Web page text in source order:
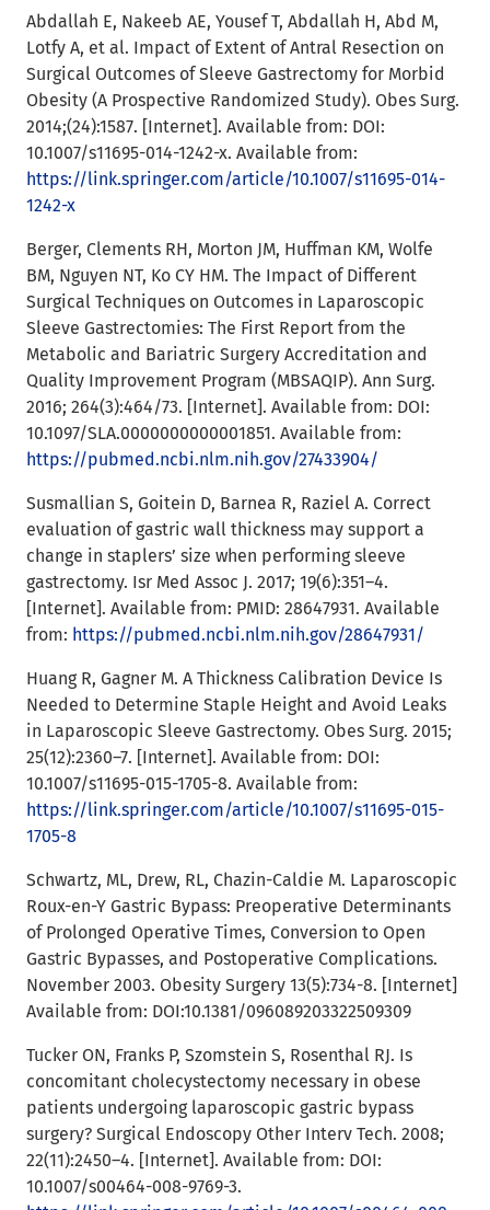
Abdallah E, Nakeeb AE, Yousef T, Abdallah H, Abd M,
Lotfy A, et al. Impact of Extent of Antral Resection on
Surgical Outcomes of Sleeve Gastrectomy for Morbid
Obesity (A Prospective Randomized Study). Obes Surg.
2014;(24):1587. [Internet]. Available from: DOI:
10.1007/s11695-014-1242-x. Available from:
https://link.springer.com/article/10.1007/s11695-014-
1242-x
Berger, Clements RH, Morton JM, Huffman KM, Wolfe
BM, Nguyen NT, Ko CY HM. The Impact of Different
Surgical Techniques on Outcomes in Laparoscopic
Sleeve Gastrectomies: The First Report from the
Metabolic and Bariatric Surgery Accreditation and
Quality Improvement Program (MBSAQIP). Ann Surg.
2016; 264(3):464/73. [Internet]. Available from: DOI:
10.1097/SLA.0000000000001851. Available from:
https://pubmed.ncbi.nlm.nih.gov/27433904/
Susmallian S, Goitein D, Barnea R, Raziel A. Correct
evaluation of gastric wall thickness may support a
change in staplers’ size when performing sleeve
gastrectomy. Isr Med Assoc J. 2017; 19(6):351–4.
[Internet]. Available from: PMID: 28647931. Available
from: https://pubmed.ncbi.nlm.nih.gov/28647931/
Huang R, Gagner M. A Thickness Calibration Device Is
Needed to Determine Staple Height and Avoid Leaks
in Laparoscopic Sleeve Gastrectomy. Obes Surg. 2015;
25(12):2360–7. [Internet]. Available from: DOI:
10.1007/s11695-015-1705-8. Available from:
https://link.springer.com/article/10.1007/s11695-015-
1705-8
Schwartz, ML, Drew, RL, Chazin-Caldie M. Laparoscopic
Roux-en-Y Gastric Bypass: Preoperative Determinants
of Prolonged Operative Times, Conversion to Open
Gastric Bypasses, and Postoperative Complications.
November 2003. Obesity Surgery 13(5):734-8. [Internet]
Available from: DOI:10.1381/096089203322509309
Tucker ON, Franks P, Szomstein S, Rosenthal RJ. Is
concomitant cholecystectomy necessary in obese
patients undergoing laparoscopic gastric bypass
surgery? Surgical Endoscopy Other Interv Tech. 2008;
22(11):2450–4. [Internet]. Available from: DOI:
10.1007/s00464-008-9769-3.